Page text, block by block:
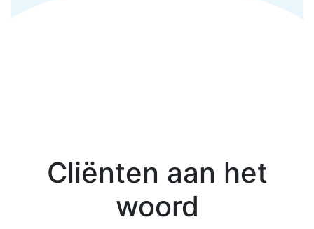
Cliënten aan het
woord